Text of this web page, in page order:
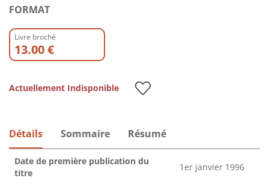
FORMAT
Livre broché
13.00 €
Actuellement Indisponible
Détails Sommaire Résumé
Date de première publication du
titre
1er janvier 1996